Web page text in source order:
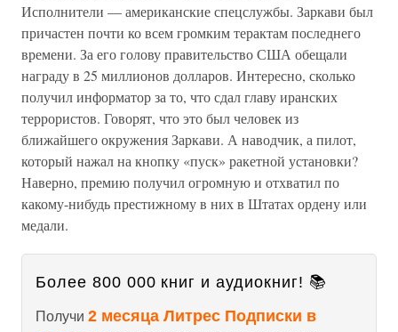
Исполнители — американские спецслужбы. Заркави был
причастен почти ко всем громким терактам последнего
времени. За его голову правительство США обещали
награду в 25 миллионов долларов. Интересно, сколько
получил информатор за то, что сдал главу иранских
террористов. Говорят, что это был человек из
ближайшего окружения Заркави. А наводчик, а пилот,
который нажал на кнопку «пуск» ракетной установки?
Наверно, премию получил огромную и отхватил по
какому-нибудь престижному в них в Штатах ордену или
медали.
Более 800 000 книг и аудиокниг! 📚
Получи 2 месяца Литрес Подписки в